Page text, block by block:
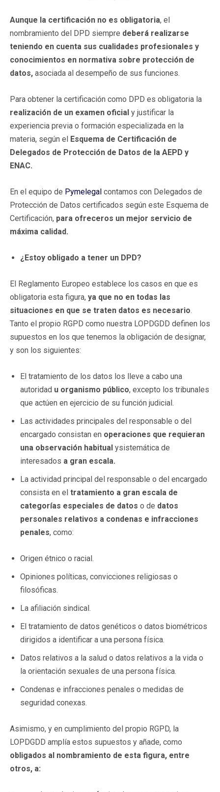
Aunque la certificación no es obligatoria, el
nombramiento del DPD siempre deberá realizarse
teniendo en cuenta sus cualidades profesionales y
conocimientos en normativa sobre protección de
datos, asociada al desempeño de sus funciones.
Para obtener la certificación como DPD es obligatoria la
realización de un examen oficial y justificar la
experiencia previa o formación especializada en la
materia, según el Esquema de Certificación de
Delegados de Protección de Datos de la AEPD y
ENAC.
En el equipo de Pymelegal contamos con Delegados de
Protección de Datos certificados según este Esquema de
Certificación, para ofreceros un mejor servicio de
máxima calidad.
¿Estoy obligado a tener un DPD?
El Reglamento Europeo establece los casos en que es
obligatoria esta figura, ya que no en todas las
situaciones en que se traten datos es necesario.
Tanto el propio RGPD como nuestra LOPDGDD definen los
supuestos en los que tenemos la obligación de designar,
y son los siguientes:
El tratamiento de los datos los lleve a cabo una
autoridad u organismo público, excepto los tribunales
que actúen en ejercicio de su función judicial.
Las actividades principales del responsable o del
encargado consistan en operaciones que requieran
una observación habitual ysistemática de
interesados a gran escala.
La actividad principal del responsable o del encargado
consista en el tratamiento a gran escala de
categorías especiales de datos o de datos
personales relativos a condenas e infracciones
penales, como:
Origen étnico o racial.
Opiniones políticas, convicciones religiosas o
filosóficas.
La afiliación sindical.
El tratamiento de datos genéticos o datos biométricos
dirigidos a identificar a una persona física.
Datos relativos a la salud o datos relativos a la vida o
la orientación sexuales de una persona física.
Condenas e infracciones penales o medidas de
seguridad conexas.
Asimismo, y en cumplimiento del propio RGPD, la
LOPDGDD amplía estos supuestos y añade, como
obligados al nombramiento de esta figura, entre
otros, a: